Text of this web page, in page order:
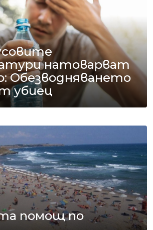
натоварват
Обезводняването
убиец
помощ по